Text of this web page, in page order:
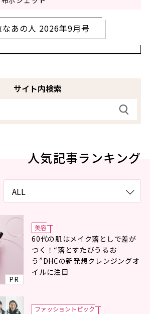
なあの人 2026年9月号
サイト内検索
人気記事ランキング
PR
美容
60代の肌はメイク落としで差が
つく！“落とすたびうるお
う”DHCの新発想クレンジングオ
イルに注目
ファッショントピック